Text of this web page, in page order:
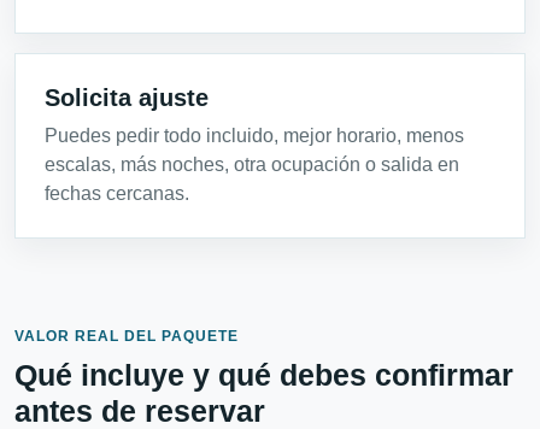
Solicita ajuste
Puedes pedir todo incluido, mejor horario, menos
escalas, más noches, otra ocupación o salida en
fechas cercanas.
VALOR REAL DEL PAQUETE
Qué incluye y qué debes confirmar
antes de reservar